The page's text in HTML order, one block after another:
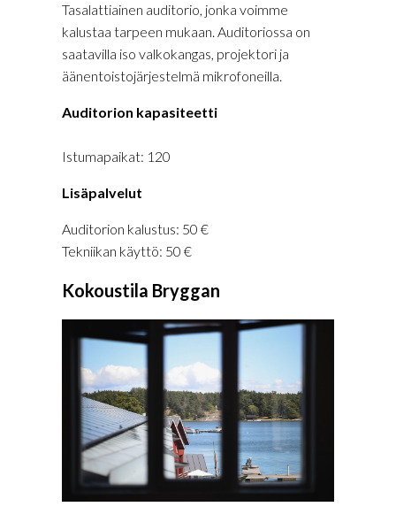
Tasalattiainen auditorio, jonka voimme
kalustaa tarpeen mukaan. Auditoriossa on
saatavilla iso valkokangas, projektori ja
äänentoistojärjestelmä mikrofoneilla.
Auditorion kapasiteetti
Istumapaikat: 120
Lisäpalvelut
Auditorion kalustus: 50 €
Tekniikan käyttö: 50 €
Kokoustila Bryggan